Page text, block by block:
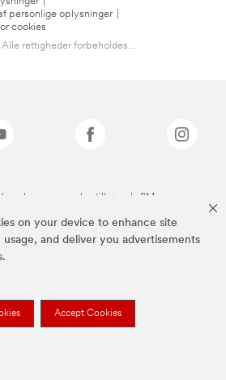
on your device to enhance site
usage, and deliver you advertisements
Accept Cookies
personlige oplysninger
cookies
rettigheder forbeholdes...
brands er varemærker tilhørende 3M.